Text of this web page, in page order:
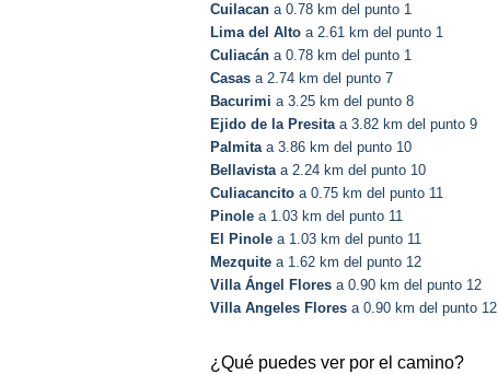
Cuilacan a 0.78 km del punto 1
Lima del Alto a 2.61 km del punto 1
Culiacán a 0.78 km del punto 1
Casas a 2.74 km del punto 7
Bacurimi a 3.25 km del punto 8
Ejido de la Presitaa 3.82 km del punto 9
Palmitaa 3.86 km del punto 10
Bellavistaa 2.24 km del punto 10
Culiacancito a 0.75 km del punto 11
Pinole a 1.03 km del punto 11
El Pinole a 1.03 km del punto 11
Mezquite a 1.62 km del punto 12
Villa Ángel Flores a 0.90 km del punto 12
Villa Angeles Flores a 0.90 km del punto 12
¿Qué puedes ver por el camino?